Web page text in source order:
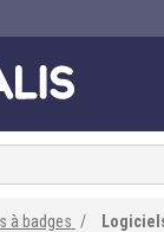
à badges